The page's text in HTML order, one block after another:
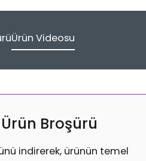
Ürün Videosu
Broşürü
indirerek, ürünün temel